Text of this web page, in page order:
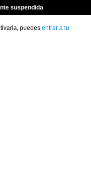
suspendida
puedes entrar a tu